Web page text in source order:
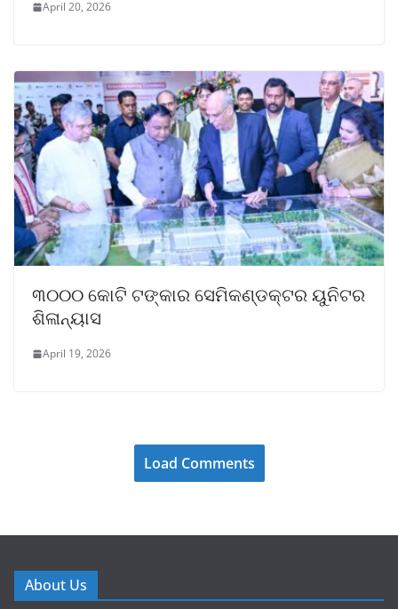
April 20, 2026
୩୦୦୦ କୋଟି ଟଙ୍କାର ସେମିକଣ୍ଡକ୍ଟର ୟୁନିଟର
ଶିଳାନ୍ୟାସ
April 19, 2026
Load Comments
About Us